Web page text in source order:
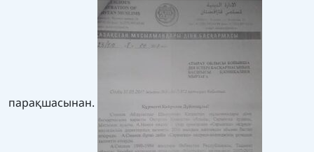
парақшасынан.